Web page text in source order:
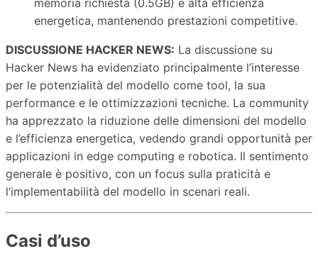
energetica, mantenendo prestazioni competitive.
DISCUSSIONE HACKER NEWS: La discussione su
Hacker News ha evidenziato principalmente l’interesse
per le potenzialità del modello come tool, la sua
performance e le ottimizzazioni tecniche. La community
ha apprezzato la riduzione delle dimensioni del modello
e l’efficienza energetica, vedendo grandi opportunità per
applicazioni in edge computing e robotica. Il sentimento
generale è positivo, con un focus sulla praticità e
l’implementabilità del modello in scenari reali.
Casi d’uso